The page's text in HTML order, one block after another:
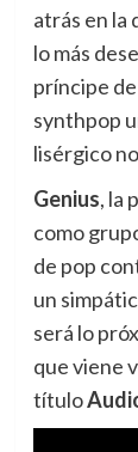
atrás en la
lo más
príncipe
synthpop
lisérgico
Genius, la
como
de pop
un
será lo
que viene
título